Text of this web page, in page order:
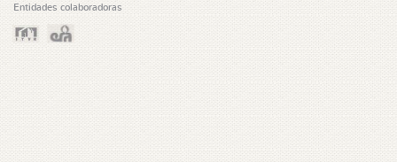
Entidades colaboradoras